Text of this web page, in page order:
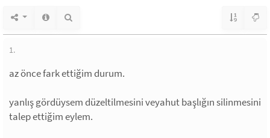
1.
az önce fark ettiğim durum.
yanlış gördüysem düzeltilmesini veyahut başlığın silinmesini
talep ettiğim eylem.